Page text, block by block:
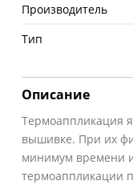
Производитель
Тип
Описание
Термоаппликация
вышивке. При их
минимум времени
термоаппликации